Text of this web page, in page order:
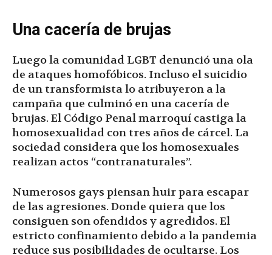
Una cacería de brujas
Luego la comunidad LGBT denunció una ola
de ataques homofóbicos. Incluso el suicidio
de un transformista lo atribuyeron a la
campaña que culminó en una cacería de
brujas. El Código Penal marroquí castiga la
homosexualidad con tres años de cárcel. La
sociedad considera que los homosexuales
realizan actos “contranaturales”.
Numerosos gays piensan huir para escapar
de las agresiones. Donde quiera que los
consiguen son ofendidos y agredidos. El
estricto confinamiento debido a la pandemia
reduce sus posibilidades de ocultarse. Los